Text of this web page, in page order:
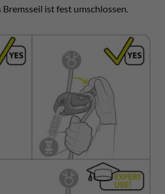
ist fest umschlossen.